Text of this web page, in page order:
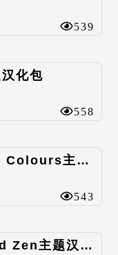
539
化包
558
BuddyPress Colours主题汉化包
543
Undistracted Zen主题汉化包